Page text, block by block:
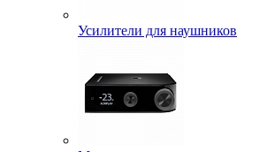
Усилители для наушников